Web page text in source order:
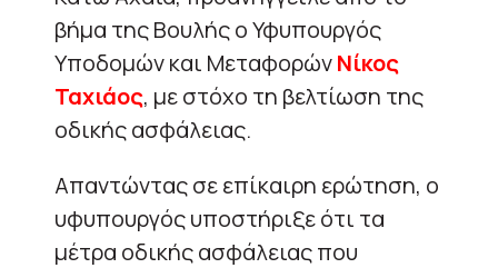
βήμα της Βουλής ο Υφυπουργός
Υποδομών και ΜεταφορώνΝίκος
Ταχιάος, με στόχο τη βελτίωση της
οδικής ασφάλειας.
Απαντώντας σε επίκαιρη ερώτηση, ο
υφυπουργός υποστήριξε ότι τα
μέτρα οδικής ασφάλειας που